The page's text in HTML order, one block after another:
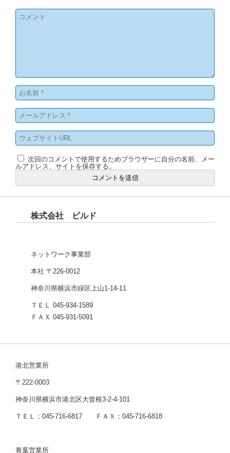
次回のコメントで使用するためブラウザーに自分の名前、メー
ルアドレス、サイトを保存する。
株式会社 ビルド
ネットワーク事業部
本社 〒226-0012
神奈川県横浜市緑区上山1-14-11
ＴＥＬ 045-934-1589
ＦＡＸ 045-931-5091
港北営業所
〒222-0003
神奈川県横浜市港北区大曾根3-2-4-101
ＴＥＬ：045-716-6817 ＦＡＸ：045-716-6818
青葉営業所